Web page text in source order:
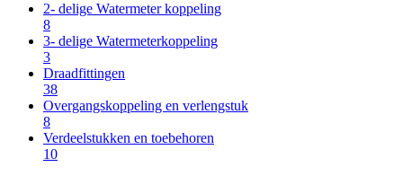
2- delige Watermeter koppeling
8
3- delige Watermeterkoppeling
3
Draadfittingen
38
Overgangskoppeling en verlengstuk
8
Verdeelstukken en toebehoren
10